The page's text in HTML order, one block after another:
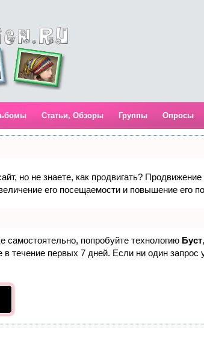
Статьи, Обзоры Группы Опросы
но не знаете, как продвигать?
его посещаемости и повышение его
самостоятельно, попробуйте технологию Буст
течение первых 7 дней. Если ни один запрос